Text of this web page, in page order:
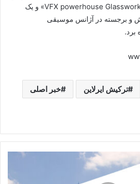
خدمات پس از تولید «VFX powerhouse Glassworks» و یک
و برجسته در آژانس موسیقی
ترکیش ایرلاین خبر اصلی